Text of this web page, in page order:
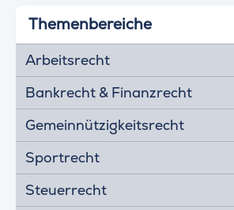
Themenbereiche
Arbeitsrecht
Bankrecht & Finanzrecht
Gemeinnützigkeitsrecht
Sportrecht
Steuerrecht